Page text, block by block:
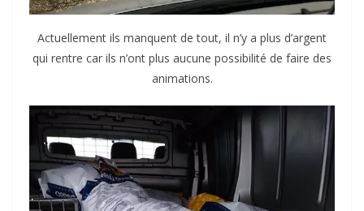
Actuellement ils manquent de tout, il n’y a plus d’argent
qui rentre car ils n’ont plus aucune possibilité de faire des
animations.